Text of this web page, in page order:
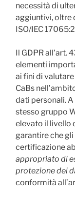
necessità di
aggiuntivi, oltre
ISO/IEC
Il GDPR all’art.
elementi
ai fini di
CaBs
dati personali.
stesso gruppo
elevato il livello
garantire che
certificazione
appropriato di
protezione dei
conformità